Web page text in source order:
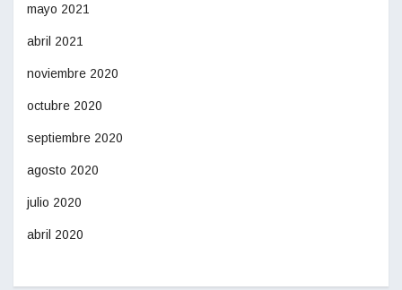
mayo 2021
abril 2021
noviembre 2020
octubre 2020
septiembre 2020
agosto 2020
julio 2020
abril 2020